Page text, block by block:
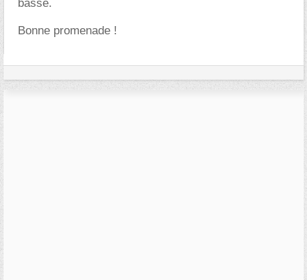
basse.
Bonne promenade !